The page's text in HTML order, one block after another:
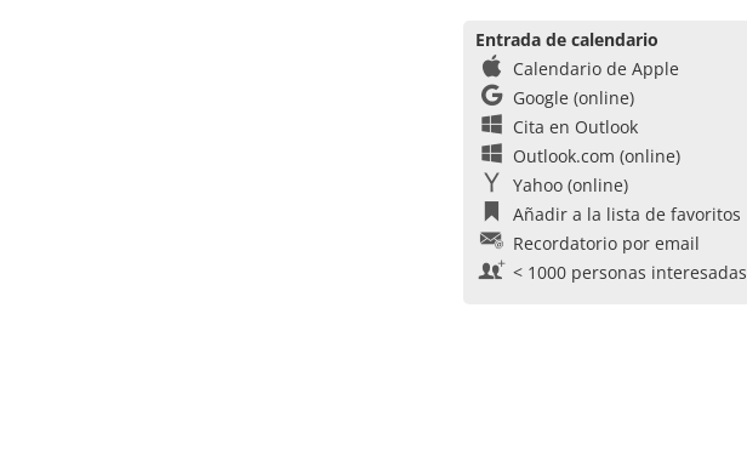
Entrada de calendario
Calendario de Apple
Google (online)
Cita en Outlook
Outlook.com (online)
Yahoo (online)
Añadir a la lista de favoritos
Recordatorio por email
< 1000 personas interesadas